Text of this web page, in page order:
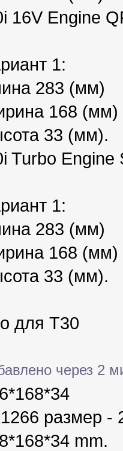
16V Engine
1:
283 (мм)
168 (мм)
33 (мм).
Turbo Engine
1:
283 (мм)
168 (мм)
33 (мм).
для Т30
через 2
размер -
mm.